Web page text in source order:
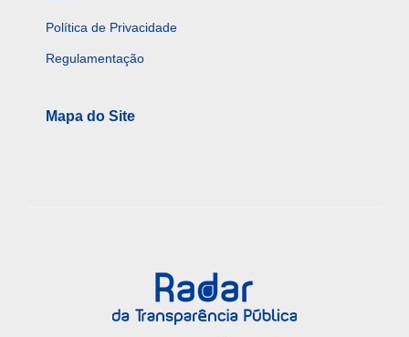
Política de Privacidade
Regulamentação
Mapa do Site